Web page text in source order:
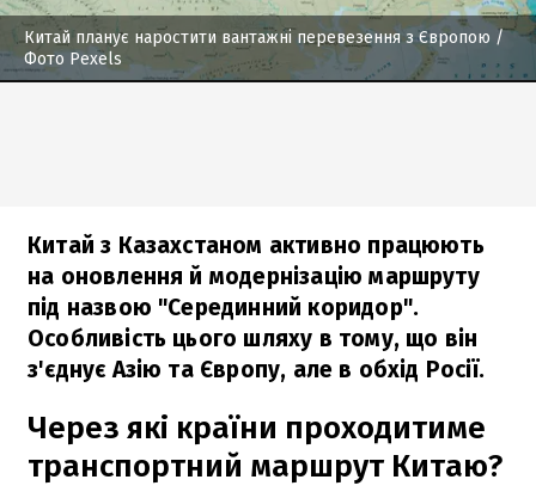
Китай планує наростити вантажні перевезення з Європою /
Фото Pexels
Китай з Казахстаном активно працюють
на оновлення й модернізацію маршруту
під назвою "Серединний коридор".
Особливість цього шляху в тому, що він
з'єднує Азію та Європу, але в обхід Росії.
Через які країни проходитиме
транспортний маршрут Китаю?